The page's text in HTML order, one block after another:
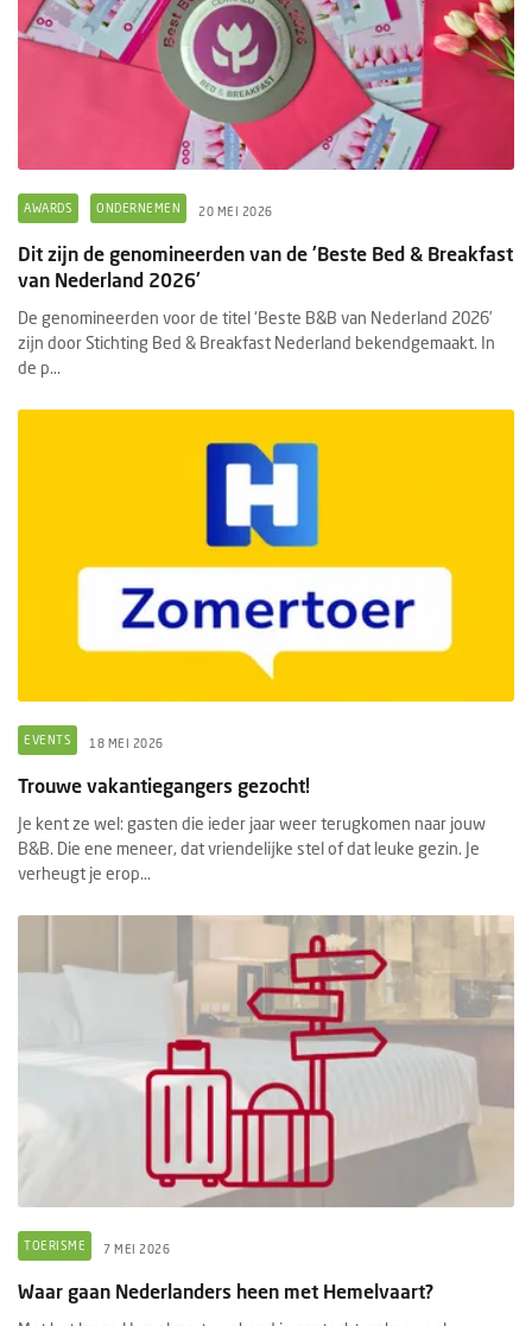
AWARDS ONDERNEMEN 20 MEI 2026
Dit zijn de genomineerden van de 'Beste Bed & Breakfast
van Nederland 2026'
De genomineerden voor de titel ‘Beste B&B van Nederland 2026’
zijn door Stichting Bed & Breakfast Nederland bekendgemaakt. In
de p...
EVENTS 18 MEI 2026
Trouwe vakantiegangers gezocht!
Je kent ze wel: gasten die ieder jaar weer terugkomen naar jouw
B&B. Die ene meneer, dat vriendelijke stel of dat leuke gezin. Je
verheugt je erop...
TOERISME 7 MEI 2026
Waar gaan Nederlanders heen met Hemelvaart?